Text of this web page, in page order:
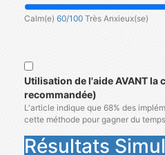
Calm(e) 60/100 Très Anxieux(se)
Utilisation de l'aide AVANT
recommandée)
L'article indique que 68% des
cette méthode pour gagner du
Résultats